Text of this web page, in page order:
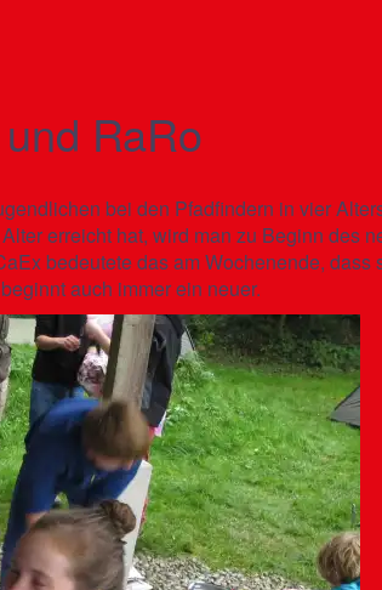
RaRo
bei den Pfadfindern in vier
erreicht hat, wird man zu Beginn des
bedeutete das am Wochenende, dass
auch immer ein neuer.